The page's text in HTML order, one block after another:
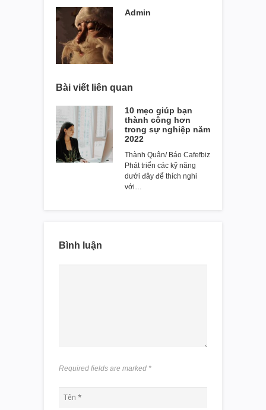
Admin
Bài viết liên quan
10 mẹo giúp bạn
thành công hơn
trong sự nghiệp năm
2022
Thành Quân/ Báo Cafefbiz
Phát triển các kỹ năng
dưới đây để thích nghi
với…
Bình luận
Required fields are marked *